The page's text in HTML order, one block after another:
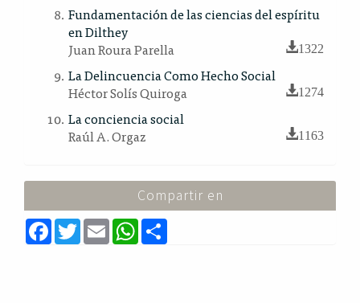
Fundamentación de las ciencias del espíritu
en Dilthey
Juan Roura Parella
1322
La Delincuencia Como Hecho Social
Héctor Solís Quiroga
1274
La conciencia social
Raúl A. Orgaz
1163
Compartir en
F
a
c
T
w
E
m
a
W
h
a